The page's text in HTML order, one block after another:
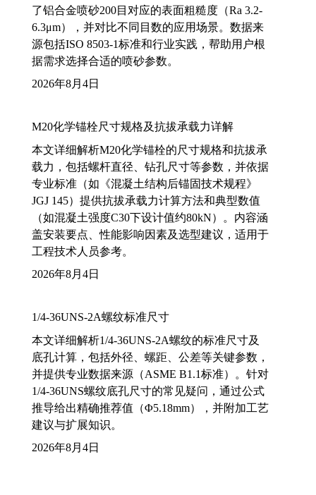
了铝合金喷砂200目对应的表面粗糙度（Ra 3.2-
6.3μm），并对比不同目数的应用场景。数据来
源包括ISO 8503-1标准和行业实践，帮助用户根
据需求选择合适的喷砂参数。
2026年8月4日
M20化学锚栓尺寸规格及抗拔承载力详解
本文详细解析M20化学锚栓的尺寸规格和抗拔承
载力，包括螺杆直径、钻孔尺寸等参数，并依据
专业标准（如《混凝土结构后锚固技术规程》
JGJ 145）提供抗拔承载力计算方法和典型数值
（如混凝土强度C30下设计值约80kN）。内容涵
盖安装要点、性能影响因素及选型建议，适用于
工程技术人员参考。
2026年8月4日
1/4-36UNS-2A螺纹标准尺寸
本文详细解析1/4-36UNS-2A螺纹的标准尺寸及
底孔计算，包括外径、螺距、公差等关键参数，
并提供专业数据来源（ASME B1.1标准）。针对
1/4-36UNS螺纹底孔尺寸的常见疑问，通过公式
推导给出精确推荐值（Φ5.18mm），并附加工艺
建议与扩展知识。
2026年8月4日